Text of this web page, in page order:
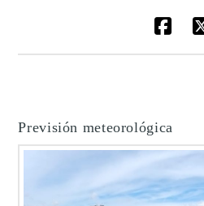
Previsión meteorológica